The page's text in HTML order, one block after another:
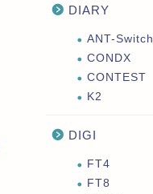
DIARY
ANT-Switch
CONDX
CONTEST
K2
DIGI
FT4
FT8